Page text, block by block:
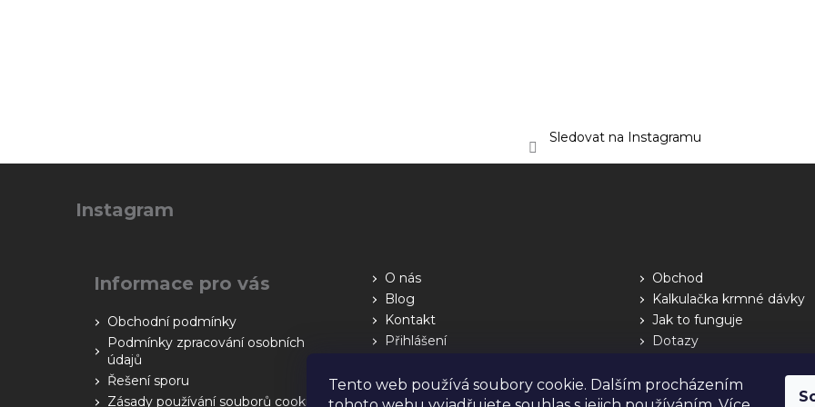
Tento web používá soubory cookie. Dalším procházením
Sledovat na Instagramu
Instagram
Informace pro vás
Obchodní podmínky
Podmínky zpracování osobních
údajů
Řešení sporu
Zásady používání souborů cookies
O nás
Blog
Kontakt
Přihlášení
Obchod
Kalkulačka krmné dávky
Jak to funguje
Dotazy